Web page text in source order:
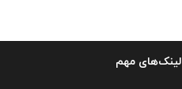
لینک‌های مهم